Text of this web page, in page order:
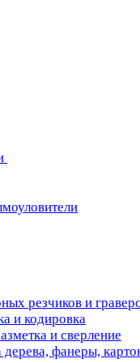
резчиков и
и кодировка
и сверление
дерева, фанеры,